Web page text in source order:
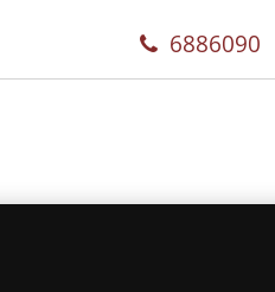
6886090